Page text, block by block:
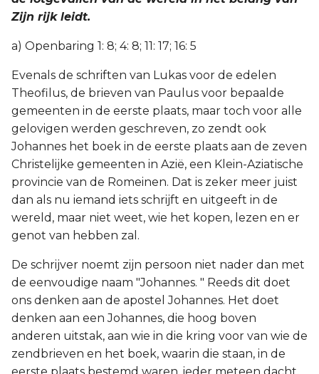
Zijn rijk leidt.
a) Openbaring 1: 8; 4: 8; 11: 17; 16: 5
Evenals de schriften van Lukas voor de edelen
Theofilus, de brieven van Paulus voor bepaalde
gemeenten in de eerste plaats, maar toch voor alle
gelovigen werden geschreven, zo zendt ook
Johannes het boek in de eerste plaats aan de zeven
Christelijke gemeenten in Azië, een Klein-Aziatische
provincie van de Romeinen. Dat is zeker meer juist
dan als nu iemand iets schrijft en uitgeeft in de
wereld, maar niet weet, wie het kopen, lezen en er
genot van hebben zal.
De schrijver noemt zijn persoon niet nader dan met
de eenvoudige naam "Johannes. " Reeds dit doet
ons denken aan de apostel Johannes. Het doet
denken aan een Johannes, die hoog boven
anderen uitstak, aan wie in die kring voor van wie de
zendbrieven en het boek, waarin die staan, in de